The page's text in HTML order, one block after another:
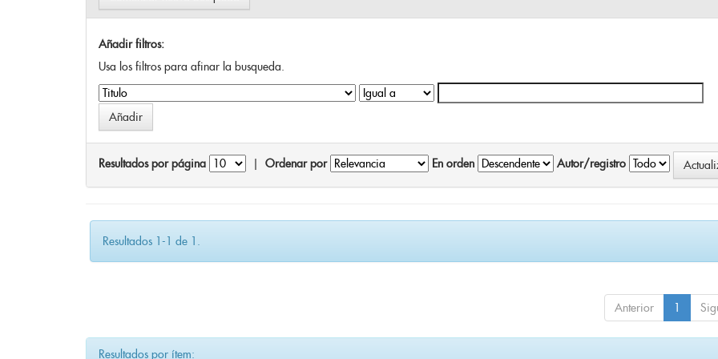
Añadir filtros:
Usa los filtros para afinar la busqueda.
Resultados por página Ordenar por En orden Autor/registro
Resultados 1-1 de 1.
Anterior 1
Resultados por ítem: